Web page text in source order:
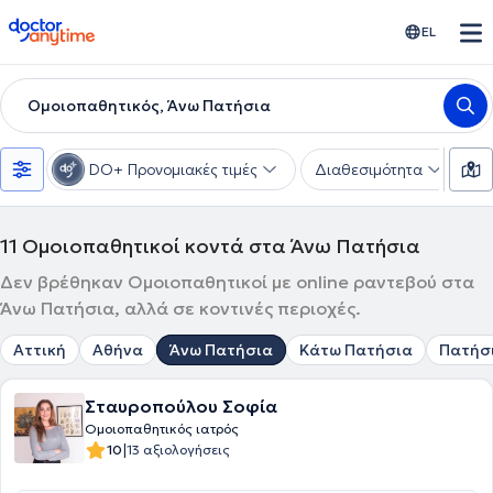
doctoranytime EL
Ομοιοπαθητικός, Άνω Πατήσια
DO+ Προνομιακές τιμές Διαθεσιμότητα
11 Ομοιοπαθητικοί κοντά στα Άνω Πατήσια
Δεν βρέθηκαν Ομοιοπαθητικοί με online ραντεβού στα
Άνω Πατήσια, αλλά σε κοντινές περιοχές.
Αττική Αθήνα Άνω Πατήσια Κάτω Πατήσια
Σταυροπούλου Σοφία
Ομοιοπαθητικός ιατρός
10|13 αξιολογήσεις